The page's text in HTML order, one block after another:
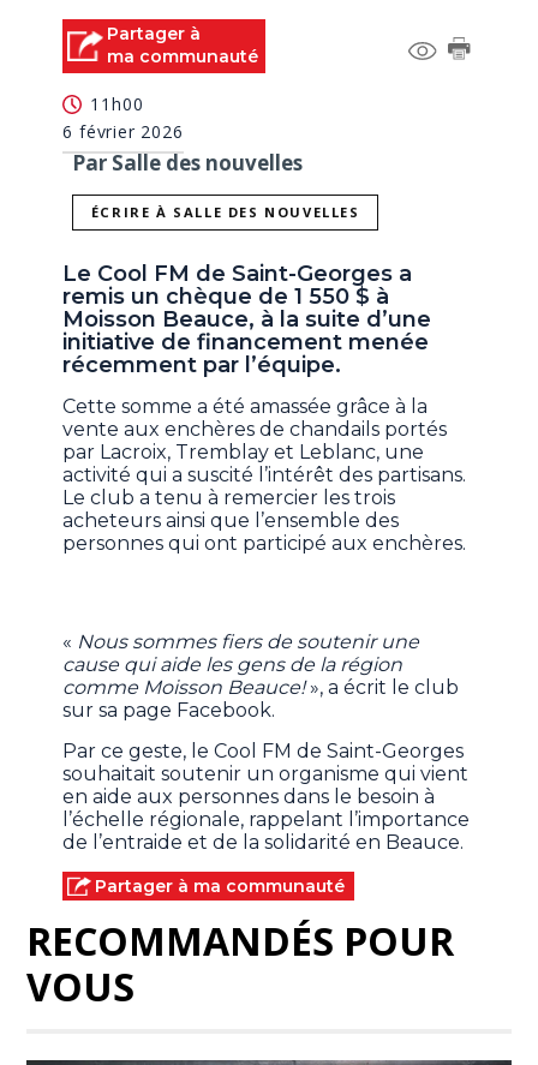
Partager à
ma communauté
11h00
6 février 2026
Par Salle des nouvelles
ÉCRIRE À SALLE DES NOUVELLES
Le Cool FM de Saint-Georges a
remis un chèque de 1 550 $ à
Moisson Beauce, à la suite d’une
initiative de financement menée
récemment par l’équipe.
Cette somme a été amassée grâce à la
vente aux enchères de chandails portés
par Lacroix, Tremblay et Leblanc, une
activité qui a suscité l’intérêt des partisans.
Le club a tenu à remercier les trois
acheteurs ainsi que l’ensemble des
personnes qui ont participé aux enchères.
« Nous sommes fiers de soutenir une
cause qui aide les gens de la région
comme Moisson Beauce!», a écrit le club
sur sa page Facebook.
Par ce geste, le Cool FM de Saint-Georges
souhaitait soutenir un organisme qui vient
en aide aux personnes dans le besoin à
l’échelle régionale, rappelant l’importance
de l’entraide et de la solidarité en Beauce.
Partager à ma communauté
RECOMMANDÉS POUR
VOUS